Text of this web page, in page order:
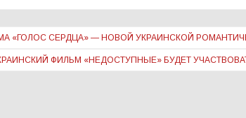
«ГОЛОС СЕРДЦА» — НОВОЙ УКРАИНСКОЙ
ФИЛЬМ «НЕДОСТУПНЫЕ» БУДЕТ